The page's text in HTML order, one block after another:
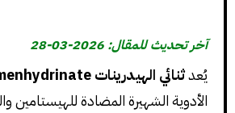
آخر تحديث للمقال: 2026-03-28
يُعدثنائي الهيدرينات Dimenhydrinate
الأدوية الشهيرة المضادة للهيستامين